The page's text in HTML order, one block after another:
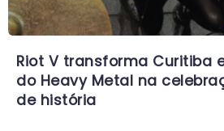
Riot V transforma Curitiba
do Heavy Metal na
de história